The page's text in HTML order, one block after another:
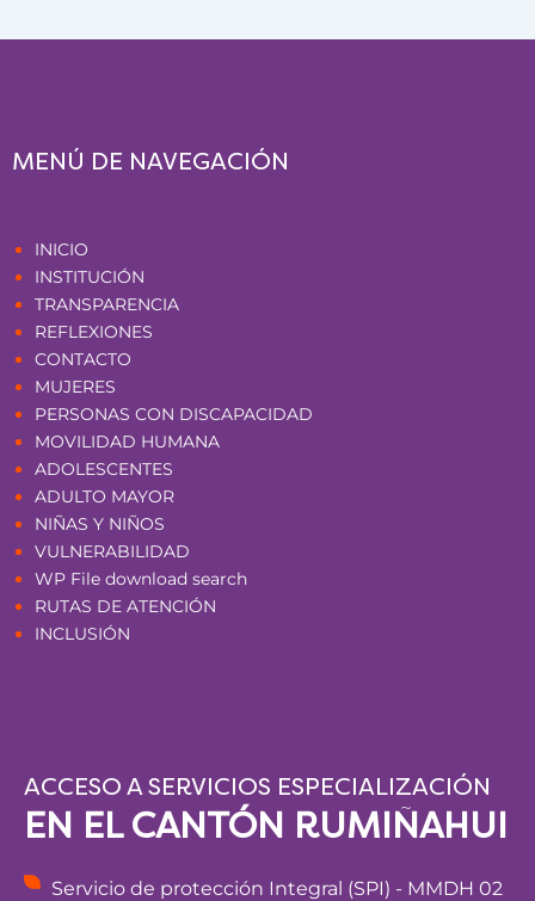
MENÚ DE NAVEGACIÓN
INICIO
INSTITUCIÓN
TRANSPARENCIA
REFLEXIONES
CONTACTO
MUJERES
PERSONAS CON DISCAPACIDAD
MOVILIDAD HUMANA
ADOLESCENTES
ADULTO MAYOR
NIÑAS Y NIÑOS
VULNERABILIDAD
WP File download search
RUTAS DE ATENCIÓN
INCLUSIÓN
ACCESO A SERVICIOS ESPECIALIZACIÓN
EN EL CANTÓN RUMIÑAHUI
Servicio de protección Integral (SPI) - MMDH 02